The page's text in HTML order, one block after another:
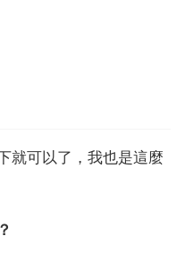
就可以了，我也是這麼